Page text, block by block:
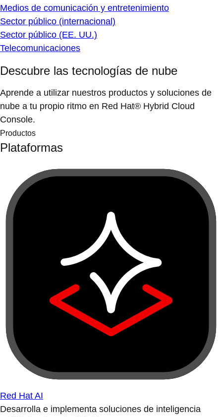
Medios de comunicación y entretenimiento
Sector público (internacional)
Sector público (EE. UU.)
Telecomunicaciones
Descubre las tecnologías de nube
Aprende a utilizar nuestros productos y soluciones de
nube a tu propio ritmo en Red Hat® Hybrid Cloud
Console.
Productos
Plataformas
Red Hat AI
Desarrolla e implementa soluciones de inteligencia